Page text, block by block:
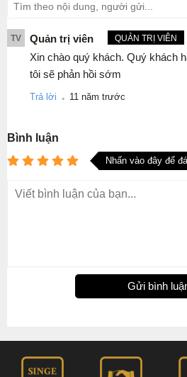
TV Quản trị viên QUẢN TRỊ VIÊN
Xin chào quý khách. Quý khách
tôi sẽ phản hồi sớm
Trả lời . 11 năm trước
Bình luận
Nhấn vào đây để
Gửi bình